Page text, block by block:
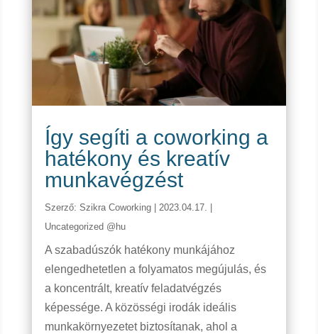
Így segíti a coworking a
hatékony és kreatív
munkavégzést
Szerző: Szikra Coworking| 2023.04.17.
Uncategorized @hu
A szabadúszók hatékony munkájához
elengedhetetlen a folyamatos megújulás, és
a koncentrált, kreatív feladatvégzés
képessége. A közösségi irodák ideális
munkakörnyezetet biztosítanak, ahol a